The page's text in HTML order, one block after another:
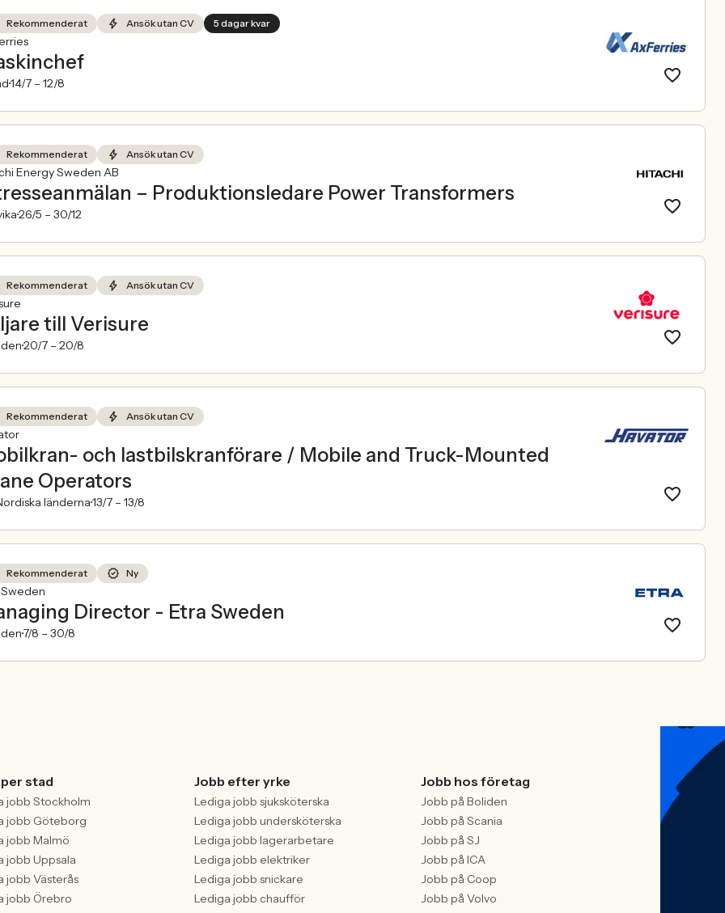
Rekommenderat Ansök utan CV 5 dagar kvar
14/7 – 12/8
Rekommenderat Ansök utan CV
Energy Sweden AB
– Produktionsledare Power Transformers
26/5 – 30/12
Rekommenderat Ansök utan CV
till Verisure
20/7 – 20/8
Rekommenderat Ansök utan CV
och lastbilskranförare / Mobile and Truck-Mounted
Operators
länderna13/7 – 13/8
Rekommenderat Ny
Director - Etra Sweden
7/8 – 30/8
stad
jobb Stockholm
jobb Göteborg
jobb Malmö
jobb Uppsala
jobb Västerås
jobb Örebro
Jobb efter yrke
Lediga jobb sjuksköterska
Lediga jobb undersköterska
Lediga jobb lagerarbetare
Lediga jobb elektriker
Lediga jobb snickare
Lediga jobb chaufför
Jobb hos företag
Jobb på Boliden
Jobb på Scania
Jobb på SJ
Jobb på ICA
Jobb på Coop
Jobb på Volvo